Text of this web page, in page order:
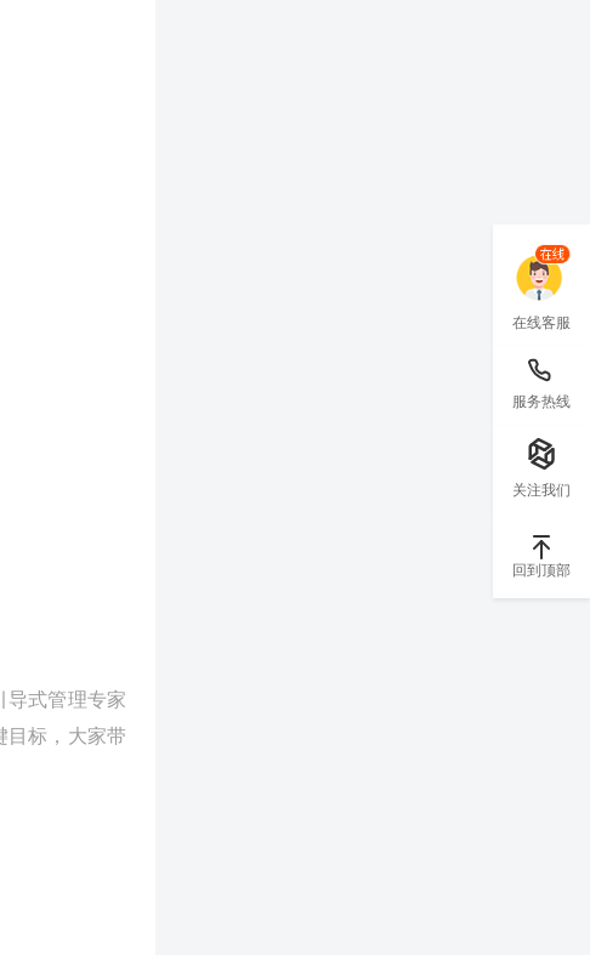
式管理专家
目标，大家带
在线客服
服务热线
关注我们
回到顶部